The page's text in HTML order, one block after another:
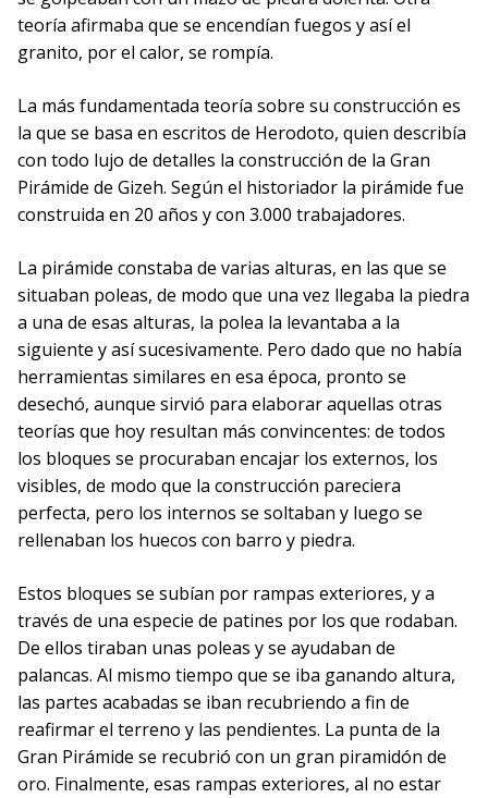
teoría afirmaba que se encendían fuegos y así el
granito, por el calor, se rompía.
La más fundamentada teoría sobre su construcción es
la que se basa en escritos de Herodoto, quien describía
con todo lujo de detalles la construcción de la Gran
Pirámide de Gizeh. Según el historiador la pirámide fue
construida en 20 años y con 3.000 trabajadores.
La pirámide constaba de varias alturas, en las que se
situaban poleas, de modo que una vez llegaba la piedra
a una de esas alturas, la polea la levantaba a la
siguiente y así sucesivamente. Pero dado que no había
herramientas similares en esa época, pronto se
desechó, aunque sirvió para elaborar aquellas otras
teorías que hoy resultan más convincentes: de todos
los bloques se procuraban encajar los externos, los
visibles, de modo que la construcción pareciera
perfecta, pero los internos se soltaban y luego se
rellenaban los huecos con barro y piedra.
Estos bloques se subían por rampas exteriores, y a
través de una especie de patines por los que rodaban.
De ellos tiraban unas poleas y se ayudaban de
palancas. Al mismo tiempo que se iba ganando altura,
las partes acabadas se iban recubriendo a fin de
reafirmar el terreno y las pendientes. La punta de la
Gran Pirámide se recubrió con un gran piramidón de
oro. Finalmente, esas rampas exteriores, al no estar